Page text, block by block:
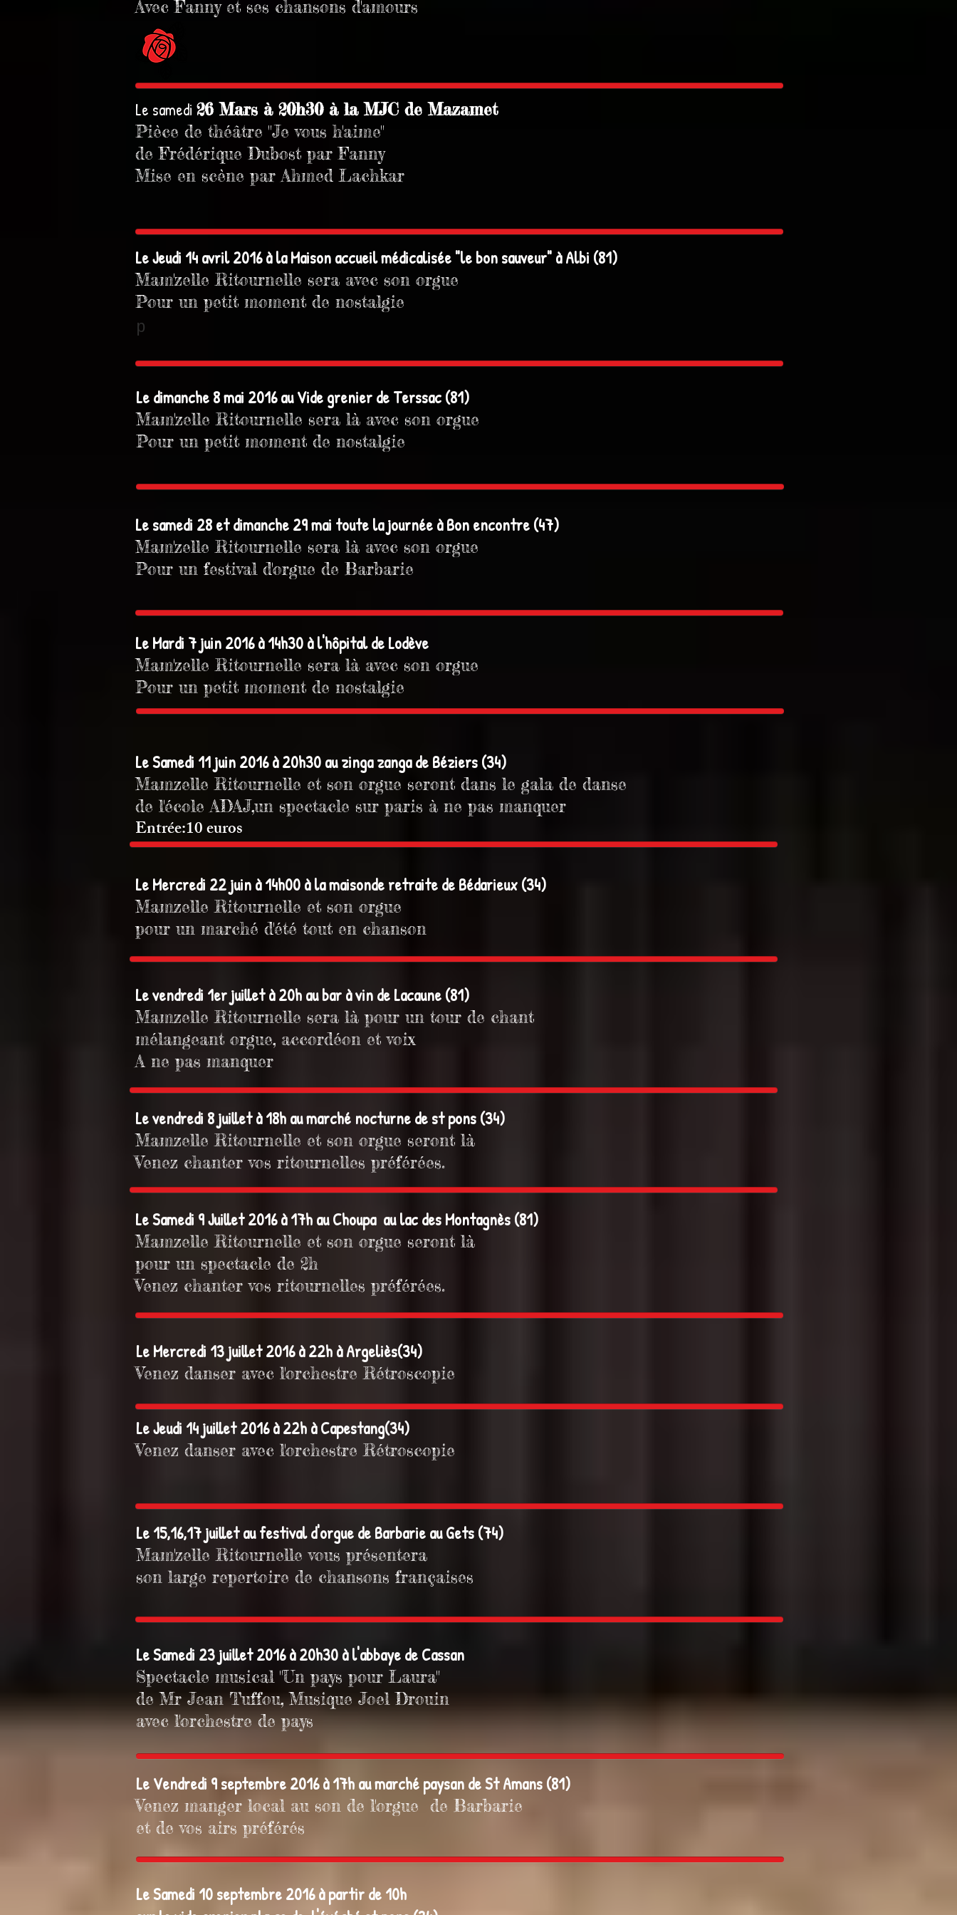
Avec Fanny et ses chansons d'amours
​Le samedi 26 Mars à 20h30 à la MJC de Mazamet
Pièce de théâtre "Je vous h'aime"
de Frédérique Dubost par Fanny
Mise en scène par Ahmed Lachkar
p
Le Jeudi 14 avril 2016 à la Maison accueil médicalisée "le bon sauveur" à Albi (81)
Mam'zelle Ritournelle sera avec son orgue
Pour un petit moment de nostalgie
Le dimanche 8 mai 2016 au Vide grenier de Terssac (81)
Mam'zelle Ritournelle sera là avec son orgue
Pour un petit moment de nostalgie
Le samedi 28 et dimanche 29 mai toute la journée à Bon encontre (47)
Mam'zelle Ritournelle sera là avec son orgue
Pour un festival d'orgue de Barbarie
Le Mardi 7 juin 2016 à 14h30 à l'hôpital de Lodève
Mam'zelle Ritournelle sera là avec son orgue
Pour un petit moment de nostalgie
Le Mercredi 13 juillet 2016 à 22h à Argeliès(34)
Venez danser avec l'orchestre Rétroscopie
Le Samedi 11 juin 2016 à 20h30 au zinga zanga de Béziers (34)
Mamzelle Ritournelle et son orgue seront dans le gala de danse
de l'école ADAJ,un spectacle sur paris à ne pas manquer
Entrée:10 euros
Le Samedi 9 Juillet 2016 à 17h au Choupa au lac des Montagnès (81)
Mamzelle Ritournelle et son orgue seront là
pour un spectacle de 2h
Venez chanter vos ritournelles préférées.
Le Mercredi 22 juin à 14h00 à la maisonde retraite de Bédarieux (34)
Mamzelle Ritournelle et son orgue
pour un marché d'été tout en chanson
Le vendredi 1er juillet à 20h au bar à vin de Lacaune (81)
Mamzelle Ritournelle sera là pour un tour de chant
mélangeant orgue, accordéon et voix
A ne pas manquer
Le vendredi 8 juillet à 18h au marché nocturne de st pons (34)
Mamzelle Ritournelle et son orgue seront là
Venez chanter vos ritournelles préférées.
Le Jeudi 14 juillet 2016 à 22h à Capestang(34)
Venez danser avec l'orchestre Rétroscopie
Le Samedi 23 juillet 2016 à 20h30 à l'abbaye de Cassan
Spectacle musical "Un pays pour Laura"
de Mr Jean Tuffou, Musique Joel Drouin
avec l'orchestre de pays
Le 15,16,17 juillet au festival d'orgue de Barbarie au Gets (74)
Mam'zelle Ritournelle vous présentera
son large repertoire de chansons françaises
Le Vendredi 9 septembre 2016 à 17h au marché paysan de St Amans (81)
Venez manger local au son de l'orgue de Barbarie
et de vos airs préférés
Le Samedi 10 septembre 2016 à partir de 10h